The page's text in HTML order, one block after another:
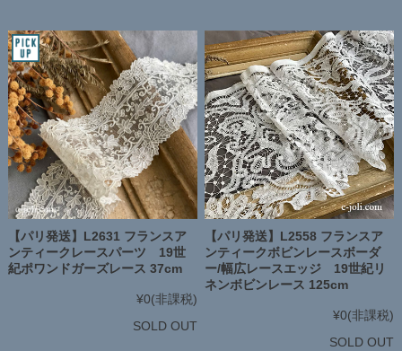
【パリ発送】L2631 フランスア
ンティークレースパーツ 19世
紀ポワンドガーズレース 37cm
¥0(非課税)
SOLD OUT
【パリ発送】L2558 フランスア
ンティークボビンレースボーダ
ー/幅広レースエッジ 19世紀リ
ネンボビンレース 125cm
¥0(非課税)
SOLD OUT